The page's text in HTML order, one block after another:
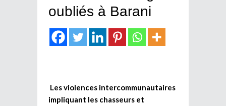
oubliés à Barani
Les violences intercommunautaires
impliquant les chasseurs et